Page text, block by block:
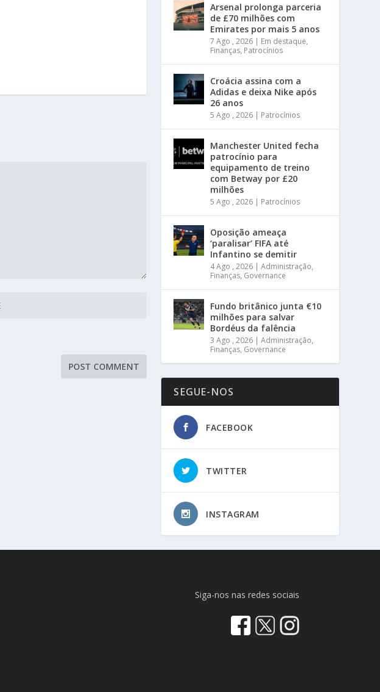
Arsenal prolonga parceria
de £70 milhões com
Emirates por mais 5 anos
7 Ago , 2026 | Em destaque,
Finanças, Patrocínios
Croácia assina com a
Adidas e deixa Nike após
26 anos
5 Ago , 2026 | Patrocínios
Manchester United fecha
patrocínio para
equipamento de treino
com Betway por £20
milhões
5 Ago , 2026 | Patrocínios
Oposição ameaça
‘paralisar’ FIFA até
Infantino se demitir
4 Ago , 2026 |Administração,
Finanças, Governance
Fundo britânico junta €10
milhões para salvar
Bordéus da falência
3 Ago , 2026 |Administração,
Finanças, Governance
SEGUE-NOS
FACEBOOK
TWITTER
INSTAGRAM
Siga-nos nas redes sociais